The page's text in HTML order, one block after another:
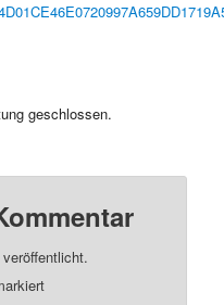
geschlossen.